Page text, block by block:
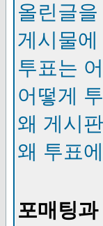
올린글
게시물
투표는
어떻게
왜 게시
왜 투표
포매팅